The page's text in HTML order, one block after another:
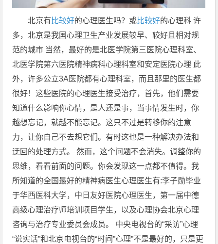
北京有 比较好的心理医生吗？或比较好的心理科 许
多，北京是我国心理卫生产业发展较早、较好且相对规
范的城市 当然，最好的是北医学院第三医院心理科室、
北医学院第六医院精神病科心理科室和安定医院心理 此
外，许多公立3A医院都有心理科室，而且那里的医生都
很好！这些医院的心理医生接受治疗，首先，他们需要
知道什么影响你心情，是人还是事，当事情发生时，你
越想忘记，就越不能忘记。这只不过是转移你的注意
力，让你自己不去想它们。有时这也是一种解决办法和
迂回的处理方式。 然而，这个问题不会消失。调整你的
思维，看看前面的问题。你会发现这一点都不值得。我
所知道的全国最好的精神病医生心理医生有:李子勋毕业
于华西医科大学，中日友好医院心理医生，第一届中德
高级心理治疗师培训项目学生，以及心理协会北京心理
咨询与治疗专业委员会成员。 中央电视台的“采访”心理
“说实话”和北京电视台的“时间”心理”不是最好的，只是更